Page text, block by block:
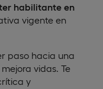
habilitante en
vigente en
paso hacia una
vidas. Te
y